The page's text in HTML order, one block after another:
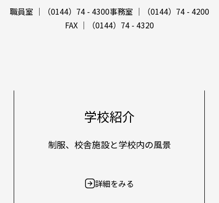
職員室 ｜（0144）74 - 4300事務室 ｜（0144）74 - 4200
FAX ｜（0144）74 - 4320
学校紹介
制服、校舎施設と学校内の風景
詳細をみる